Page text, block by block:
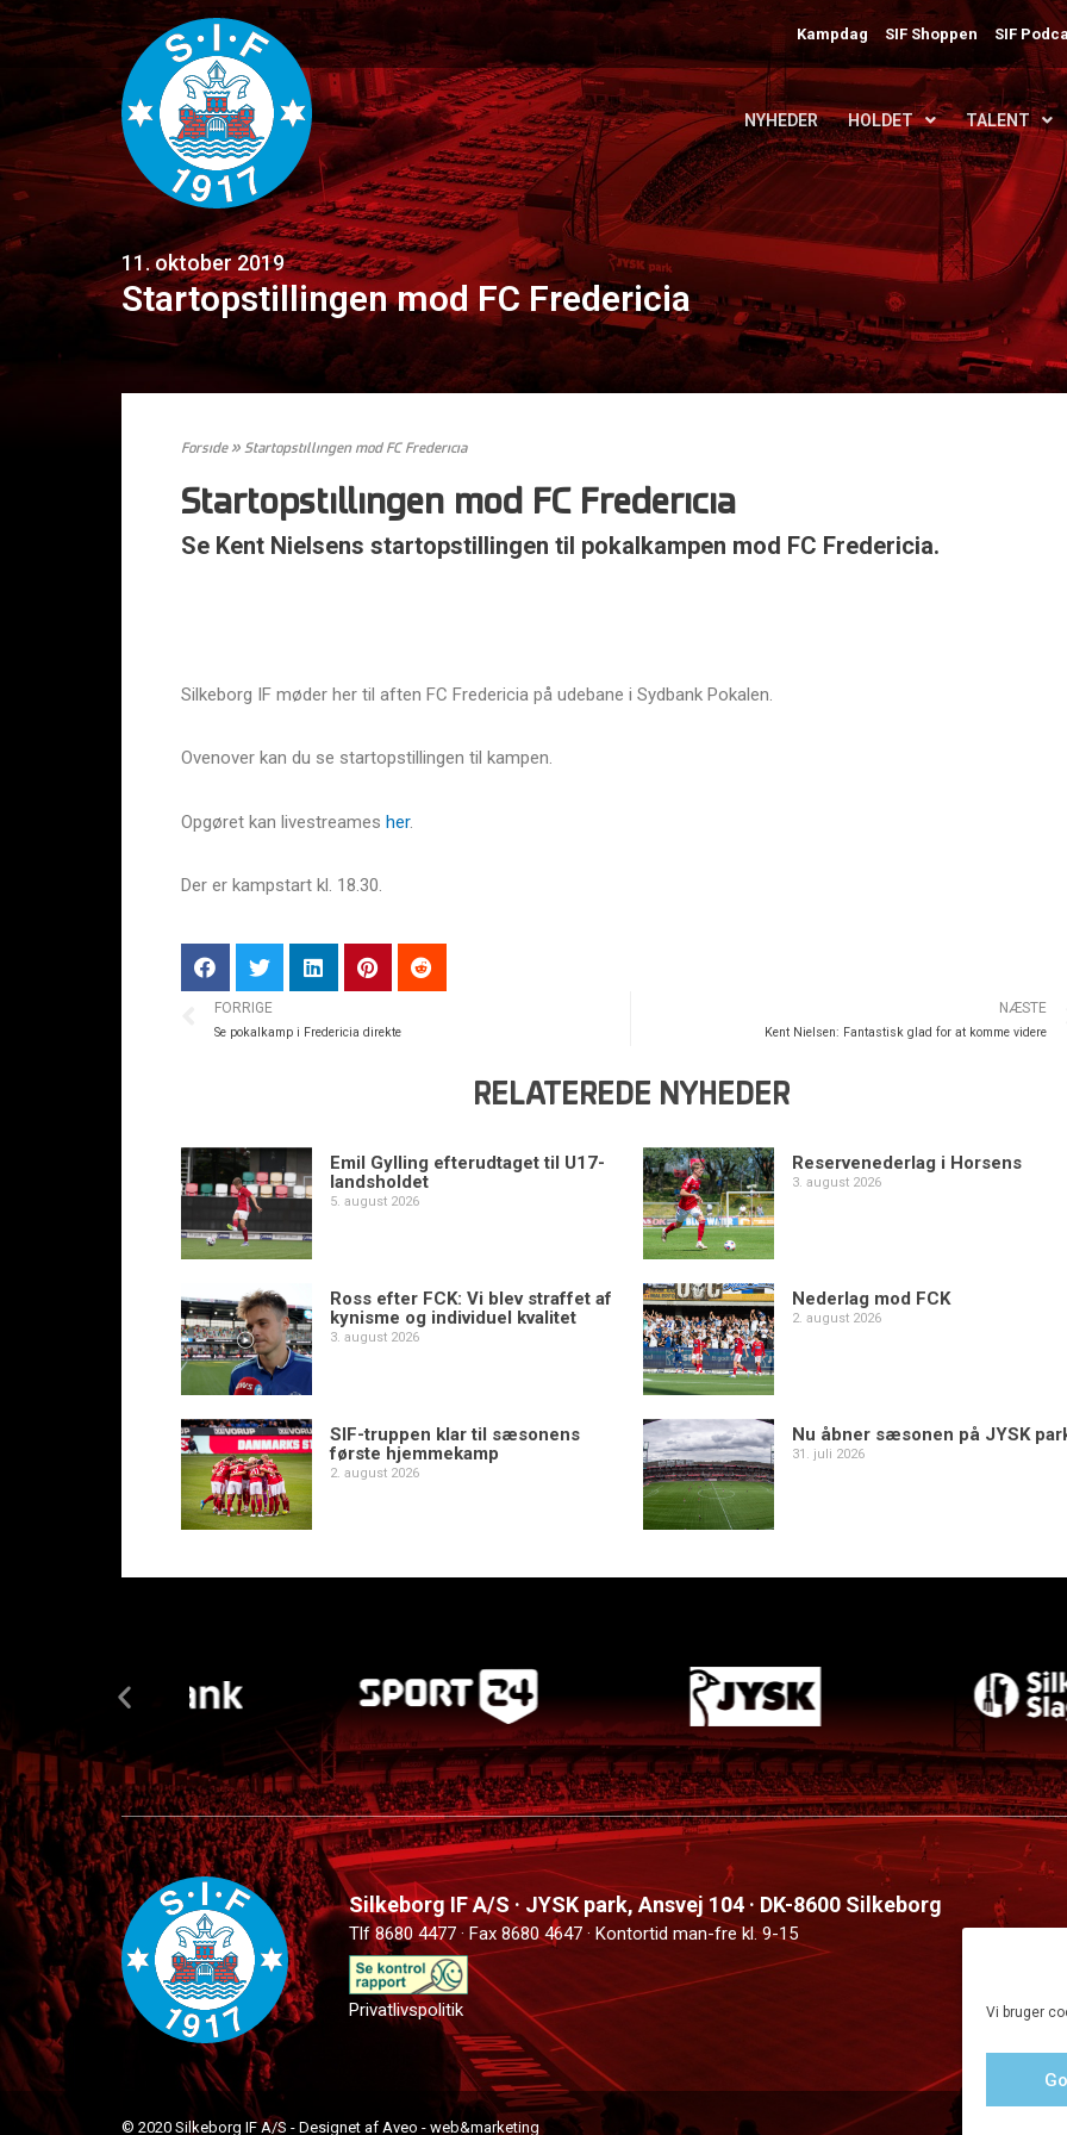
Vi bruger
Kampdag SIF Shoppen SIF
NYHEDER HOLDET TALENT
11. oktober 2019
Startopstillingen mod FC Fredericia
Forside» Startopstillingen mod FC Fredericia
Startopstillingen mod FC Fredericia
Se Kent Nielsens startopstillingen til pokalkampen mod FC Fredericia.
Silkeborg IF møder her til aften FC Fredericia på udebane i Sydbank Pokalen.
Ovenover kan du se startopstillingen til kampen.
Opgøret kan livestreames her.
Der er kampstart kl. 18.30.
FORRIGE
Se pokalkamp i Fredericia direkte
NÆSTE
Kent Nielsen: Fantastisk glad for at komme videre
RELATEREDE NYHEDER
Emil Gylling efterudtaget til U17-
landsholdet
5. august 2026
Reservenederlag i Horsens
3. august 2026
Ross efter FCK: Vi blev straffet af
kynisme og individuel kvalitet
3. august 2026
Nederlag mod FCK
2. august 2026
SIF-truppen klar til sæsonens
første hjemmekamp
2. august 2026
Nu åbner sæsonen på JYSK
31. juli 2026
Silkeborg IF A/S · JYSK park, Ansvej 104 · DK-8600 Silkeborg
Tlf 8680 4477 · Fax 8680 4647 · Kontortid man-fre kl. 9-15
Privatlivspolitik
© 2020 Silkeborg IF A/S - Designet af Aveo - web&marketing